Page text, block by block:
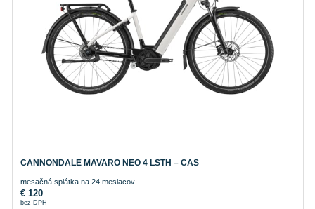
CANNONDALE MAVARO NEO 4 LSTH – CAS
mesačná splátka na 24 mesiacov
€120
bez DPH